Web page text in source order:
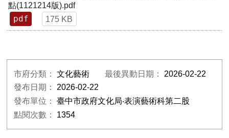
點(1121214版).pdf
pdf 175 KB
市府分類：文化藝術 最後異動日期： 2026-02-22
發布日期： 2026-02-22
發布單位：臺中市政府文化局‧表演藝術科第二股
點閱次數： 1354